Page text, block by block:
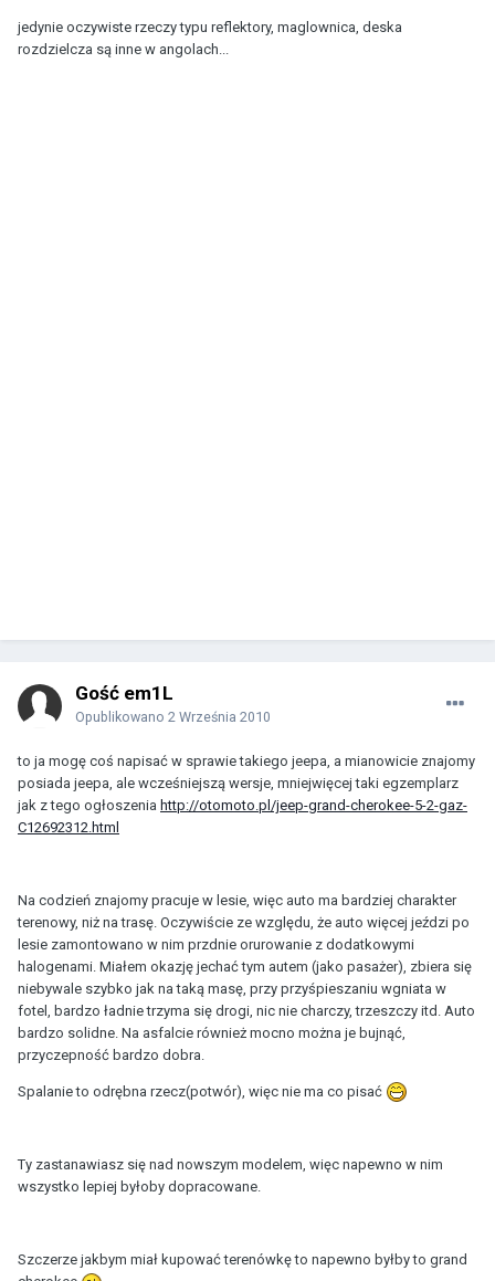
jedynie oczywiste rzeczy typu reflektory, maglownica, deska
rozdzielcza są inne w angolach...
Gość em1L
Opublikowano 2 Września 2010
to ja mogę coś napisać w sprawie takiego jeepa, a mianowicie znajomy
posiada jeepa, ale wcześniejszą wersje, mniejwięcej taki egzemplarz
jak z tego ogłoszenia http://otomoto.pl/jeep-grand-cherokee-5-2-gaz-
C12692312.html
Na codzień znajomy pracuje w lesie, więc auto ma bardziej charakter
terenowy, niż na trasę. Oczywiście ze względu, że auto więcej jeździ po
lesie zamontowano w nim przdnie orurowanie z dodatkowymi
halogenami. Miałem okazję jechać tym autem (jako pasażer), zbiera się
niebywale szybko jak na taką masę, przy przyśpieszaniu wgniata w
fotel, bardzo ładnie trzyma się drogi, nic nie charczy, trzeszczy itd. Auto
bardzo solidne. Na asfalcie również mocno można je bujnąć,
przyczepność bardzo dobra.
Spalanie to odrębna rzecz(potwór), więc nie ma co pisać
Ty zastanawiasz się nad nowszym modelem, więc napewno w nim
wszystko lepiej byłoby dopracowane.
Szczerze jakbym miał kupować terenówkę to napewno byłby to grand